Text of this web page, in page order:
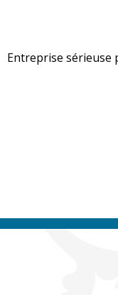
Entreprise sérieuse